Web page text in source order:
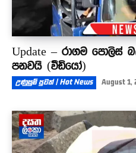
Update – රාගම පොලිස්
පනවයි (වීඩියෝ)
උණුසුම් පුවත් | Hot News August 1,